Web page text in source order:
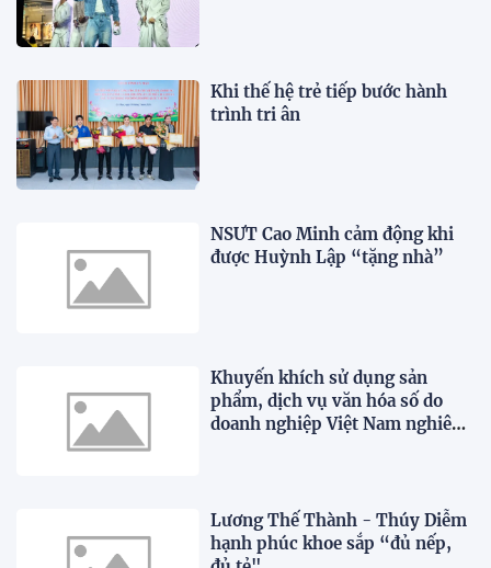
Khi thế hệ trẻ tiếp bước hành
trình tri ân
NSƯT Cao Minh cảm động khi
được Huỳnh Lập “tặng nhà”
Khuyến khích sử dụng sản
phẩm, dịch vụ văn hóa số do
doanh nghiệp Việt Nam nghiên
Lương Thế Thành - Thúy Diễm
hạnh phúc khoe sắp “đủ nếp,